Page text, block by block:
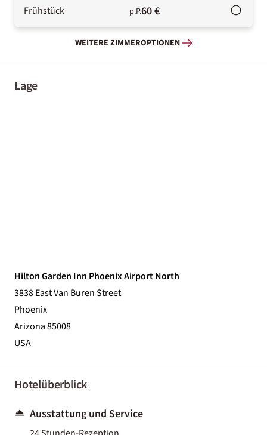
Frühstück p.P.60 €
WEITERE ZIMMEROPTIONEN
Lage
Hilton Garden Inn Phoenix Airport North
3838 East Van Buren Street
Phoenix
Arizona 85008
USA
Hotelüberblick
Ausstattung und Service